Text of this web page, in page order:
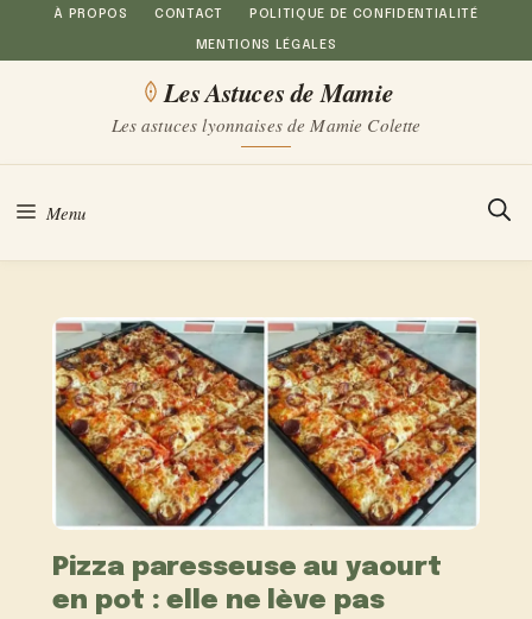
Aller
au
À PROPOS CONTACT POLITIQUE DE CONFIDENTIALITÉ
MENTIONS LÉGALES
Les Astuces de Mamie
Les astuces lyonnaises de Mamie Colette
Menu
Pizza paresseuse au yaourt
en pot : elle ne lève pas